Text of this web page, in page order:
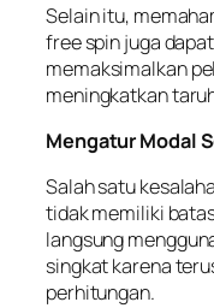
Selain itu,
free spin juga
memaksimalkan
meningkatkan
Mengatur Modal
Salah satu
tidak memiliki
langsung
singkat karena
perhitungan.